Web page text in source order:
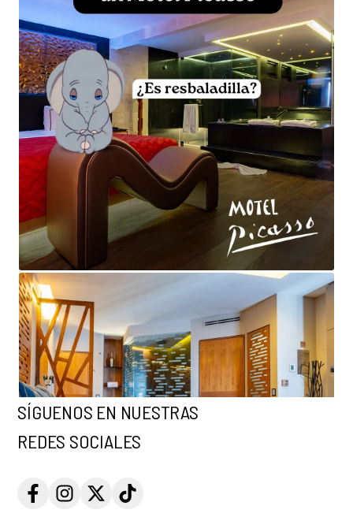
SÍGUENOS EN NUESTRAS
REDES SOCIALES